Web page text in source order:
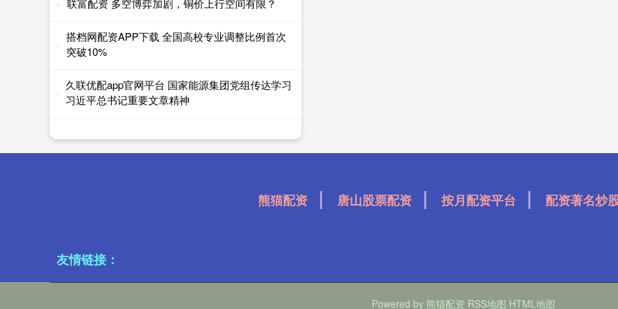
联富配资 多空博弈加剧，铜价上行空间有限？
搭档网配资APP下载 全国高校专业调整比例首次
突破10%
久联优配app官网平台 国家能源集团党组传达学习
习近平总书记重要文章精神
熊猫配资 唐山股票配资 按月配资平台 配资著名炒
友情链接：
Powered by 熊猫配资 RSS地图 HTML地图